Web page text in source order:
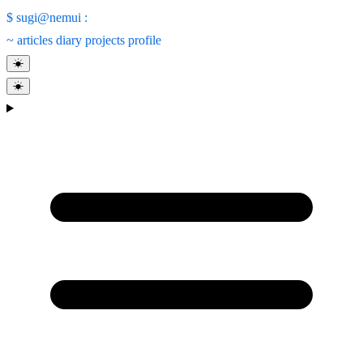
$ sugi@nemui :
~ articles diary projects profile
☀
☀